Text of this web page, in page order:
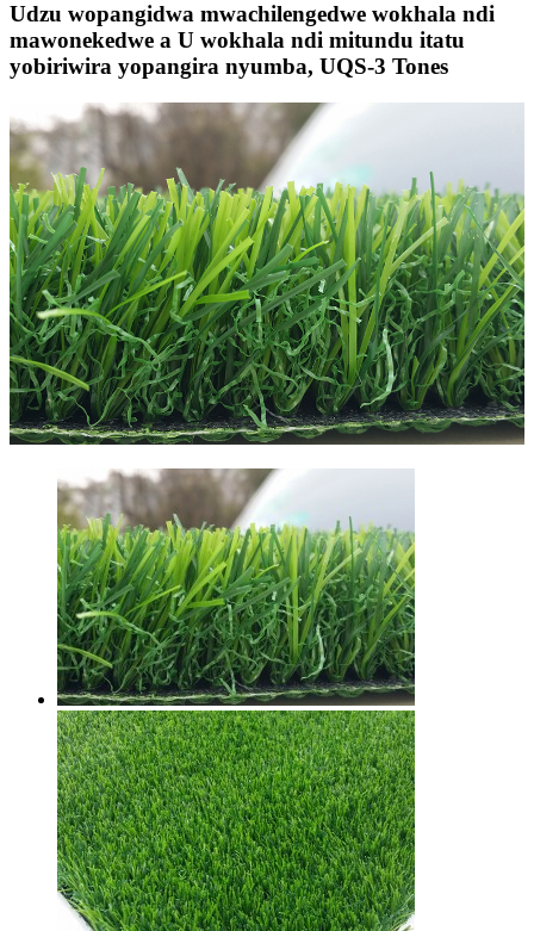
Udzu wopangidwa mwachilengedwe wokhala ndi
mawonekedwe a U wokhala ndi mitundu itatu
yobiriwira yopangira nyumba, UQS-3 Tones